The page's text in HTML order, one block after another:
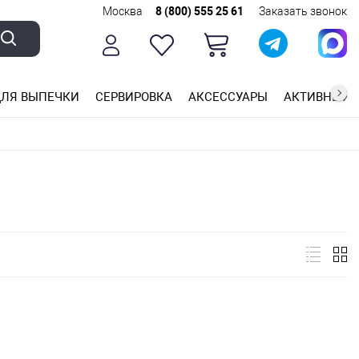
Москва 8 (800) 555 25 61 Заказать звонок
ВЫПЕЧКИ СЕРВИРОВКА АКСЕССУАРЫ АКТИВНЫЙ